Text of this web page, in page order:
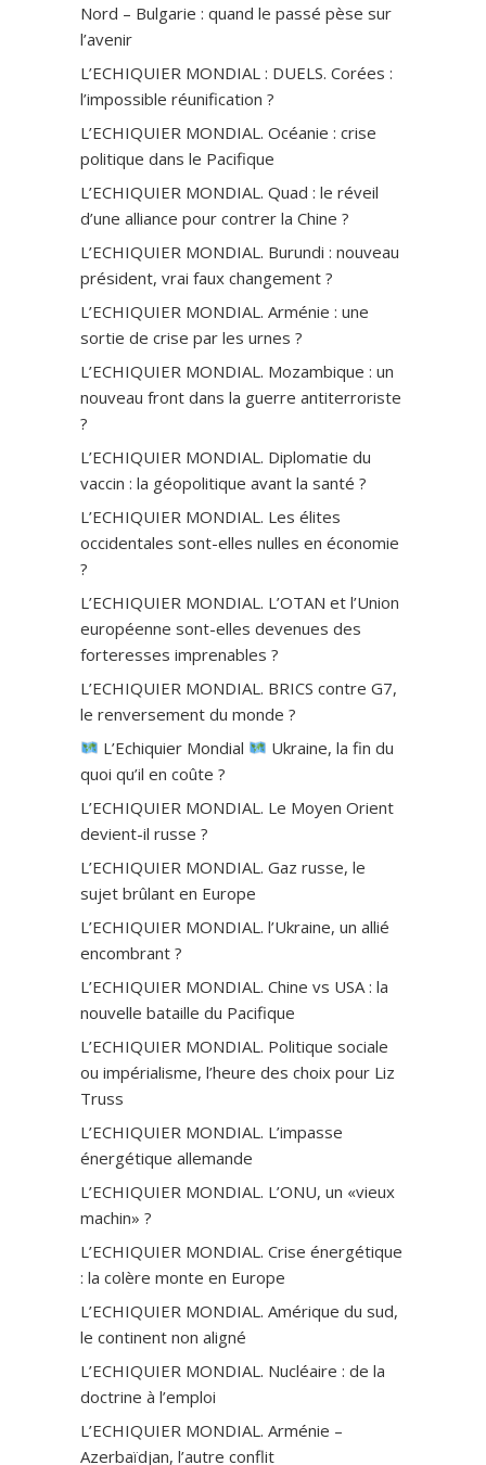
Nord – Bulgarie : quand le passé pèse sur
l’avenir
L’ECHIQUIER MONDIAL : DUELS. Corées :
l’impossible réunification ?
L’ECHIQUIER MONDIAL. Océanie : crise
politique dans le Pacifique
L’ECHIQUIER MONDIAL. Quad : le réveil
d’une alliance pour contrer la Chine ?
L’ECHIQUIER MONDIAL. Burundi : nouveau
président, vrai faux changement ?
L’ECHIQUIER MONDIAL. Arménie : une
sortie de crise par les urnes ?
L’ECHIQUIER MONDIAL. Mozambique : un
nouveau front dans la guerre antiterroriste
?
L’ECHIQUIER MONDIAL. Diplomatie du
vaccin : la géopolitique avant la santé ?
L’ECHIQUIER MONDIAL. Les élites
occidentales sont-elles nulles en économie
?
L’ECHIQUIER MONDIAL. L’OTAN et l’Union
européenne sont-elles devenues des
forteresses imprenables ?
L’ECHIQUIER MONDIAL. BRICS contre G7,
le renversement du monde ?
L’Echiquier Mondial
Ukraine, la fin du
quoi qu’il en coûte ?
L’ECHIQUIER MONDIAL. Le Moyen Orient
devient-il russe ?
L’ECHIQUIER MONDIAL. Gaz russe, le
sujet brûlant en Europe
L’ECHIQUIER MONDIAL. l’Ukraine, un allié
encombrant ?
L’ECHIQUIER MONDIAL. Chine vs USA : la
nouvelle bataille du Pacifique
L’ECHIQUIER MONDIAL. Politique sociale
ou impérialisme, l’heure des choix pour Liz
Truss
L’ECHIQUIER MONDIAL. L’impasse
énergétique allemande
L’ECHIQUIER MONDIAL. L’ONU, un «vieux
machin» ?
L’ECHIQUIER MONDIAL. Crise énergétique
: la colère monte en Europe
L’ECHIQUIER MONDIAL. Amérique du sud,
le continent non aligné
L’ECHIQUIER MONDIAL. Nucléaire : de la
doctrine à l’emploi
L’ECHIQUIER MONDIAL. Arménie –
Azerbaïdjan, l’autre conflit